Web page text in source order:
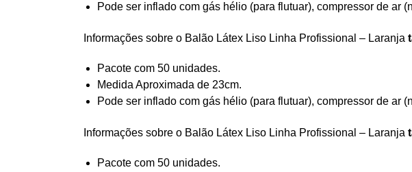
Pode ser inflado com gás hélio (para flutuar), compressor de ar
Informações sobre o Balão Látex Liso Linha Profissional – Laranja
Pacote com 50 unidades.
Medida Aproximada de 23cm.
Pode ser inflado com gás hélio (para flutuar), compressor de ar
Informações sobre o Balão Látex Liso Linha Profissional – Laranja
Pacote com 50 unidades.